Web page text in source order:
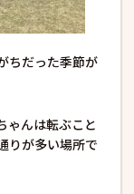
ちだった季節が
ゃんは転ぶこと
りが多い場所で